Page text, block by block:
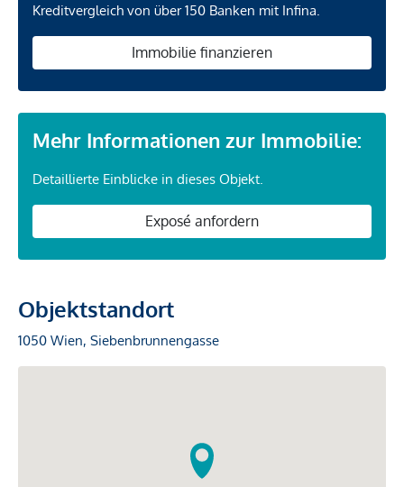
Kreditvergleich von über 150 Banken mit Infina.
Immobilie finanzieren
Mehr Informationen zur Immobilie:
Detaillierte Einblicke in dieses Objekt.
Exposé anfordern
Objektstandort
1050 Wien, Siebenbrunnengasse